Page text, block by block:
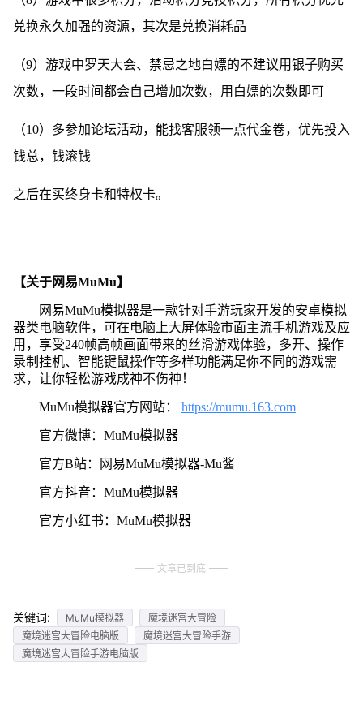
兑换永久加强的资源，其次是兑换消耗品
（9）游戏中罗天大会、禁忌之地白嫖的不建议用银子购买
次数，一段时间都会自己增加次数，用白嫖的次数即可
（10）多参加论坛活动，能找客服领一点代金卷，优先投入
钱总，钱滚钱
之后在买终身卡和特权卡。
【关于网易MuMu】
网易MuMu模拟器是一款针对手游玩家开发的安卓模拟
器类电脑软件，可在电脑上大屏体验市面主流手机游戏及应
用，享受240帧高帧画面带来的丝滑游戏体验，多开、操作
录制挂机、智能键鼠操作等多样功能满足你不同的游戏需
求，让你轻松游戏成神不伤神！
MuMu模拟器官方网站： https://mumu.163.com
官方微博：MuMu模拟器
官方B站：网易MuMu模拟器-Mu酱
官方抖音：MuMu模拟器
官方小红书：MuMu模拟器
文章已到底
关键词: MuMu模拟器
魔境迷宫大冒险
魔境迷宫大冒险电脑版
魔境迷宫大冒险手游
魔境迷宫大冒险手游电脑版